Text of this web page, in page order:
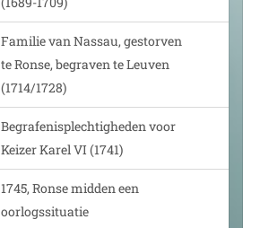
Familie van Nassau, gestorven
te Ronse, begraven te Leuven
(1714/1728)
Begrafenisplechtigheden voor
Keizer Karel VI (1741)
1745, Ronse midden een
oorlogssituatie